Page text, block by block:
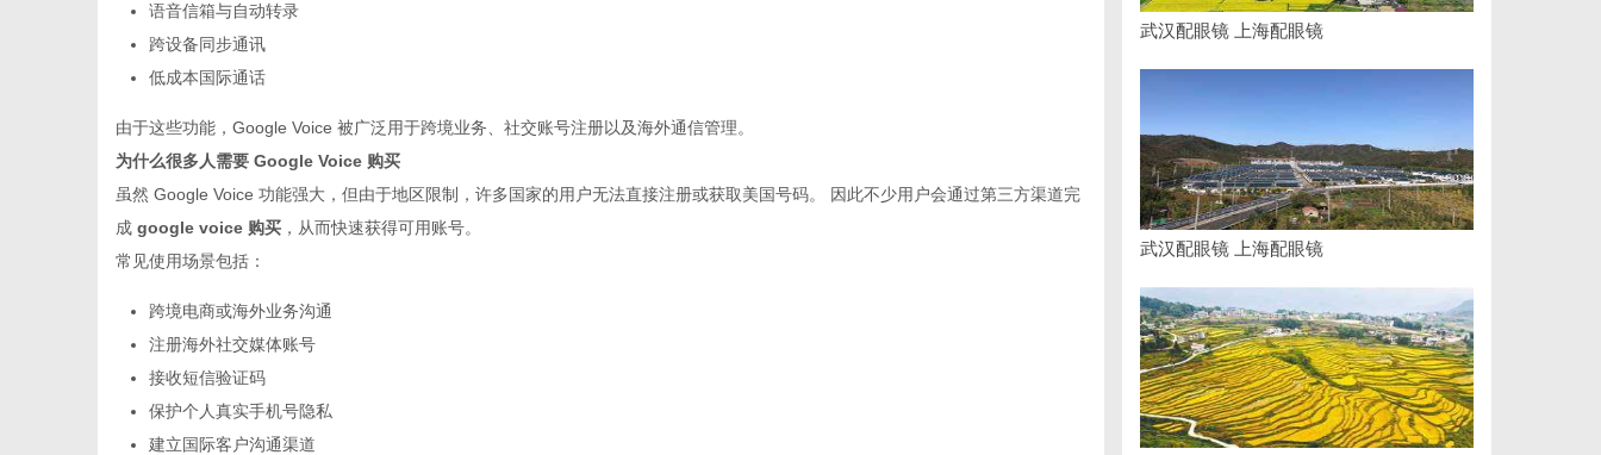
语音信箱与自动转录
跨设备同步通讯
低成本国际通话
由于这些功能，Google Voice 被广泛用于跨境业务、社交账号注册以及海外通信管理。
为什么很多人需要 Google Voice 购买
虽然 Google Voice 功能强大，但由于地区限制，许多国家的用户无法直接注册或获取美国号码。 因此不少用户会通过第三方渠道完
成 google voice 购买 ，从而快速获得可用账号。
常见使用场景包括：
跨境电商或海外业务沟通
注册海外社交媒体账号
接收短信验证码
保护个人真实手机号隐私
建立国际客户沟通渠道
武汉配眼镜 上海配眼镜
武汉配眼镜 上海配眼镜